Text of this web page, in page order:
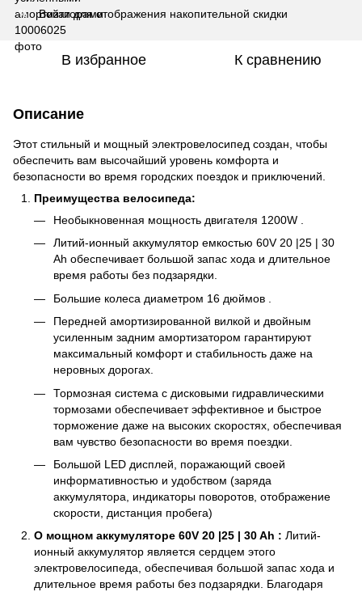
% Войтидля отображения накопительной скидки
В избранное К сравнению
Описание
Этот стильный и мощный электровелосипед создан, чтобы
обеспечить вам высочайший уровень комфорта и
безопасности во время городских поездок и приключений.
Преимущества велосипеда:
Необыкновенная мощность двигателя 1200W .
Литий-ионный аккумулятор емкостью 60V 20 |25 | 30
Ah обеспечивает большой запас хода и длительное
время работы без подзарядки.
Большие колеса диаметром 16 дюймов .
Передней амортизированной вилкой и двойным
усиленным задним амортизатором гарантируют
максимальный комфорт и стабильность даже на
неровных дорогах.
Тормозная система с дисковыми гидравлическими
тормозами обеспечивает эффективное и быстрое
торможение даже на высоких скоростях, обеспечивая
вам чувство безопасности во время поездки.
Большой LED дисплей, поражающий своей
информативностью и удобством (заряда
аккумулятора, индикаторы поворотов, отображение
скорости, дистанция пробега)
О мощном аккумуляторе 60V 20 |25 | 30 Ah : Литий-
ионный аккумулятор является сердцем этого
электровелосипеда, обеспечивая большой запас хода и
длительное время работы без подзарядки. Благодаря